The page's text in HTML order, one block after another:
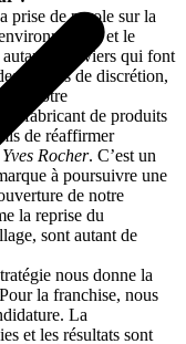
prise de parole sur la
et le
de leviers qui font
années de discrétion,
notre
fabricant de produits
de réaffirmer
Yves Rocher. C’est un
à poursuivre une
de notre
la reprise du
sont autant de
nous donne la
la franchise, nous
La
et les résultats sont